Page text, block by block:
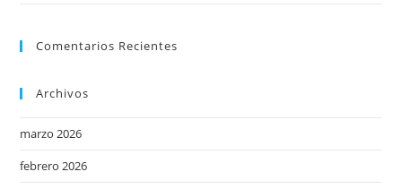
Comentarios Recientes
Archivos
marzo 2026
febrero 2026